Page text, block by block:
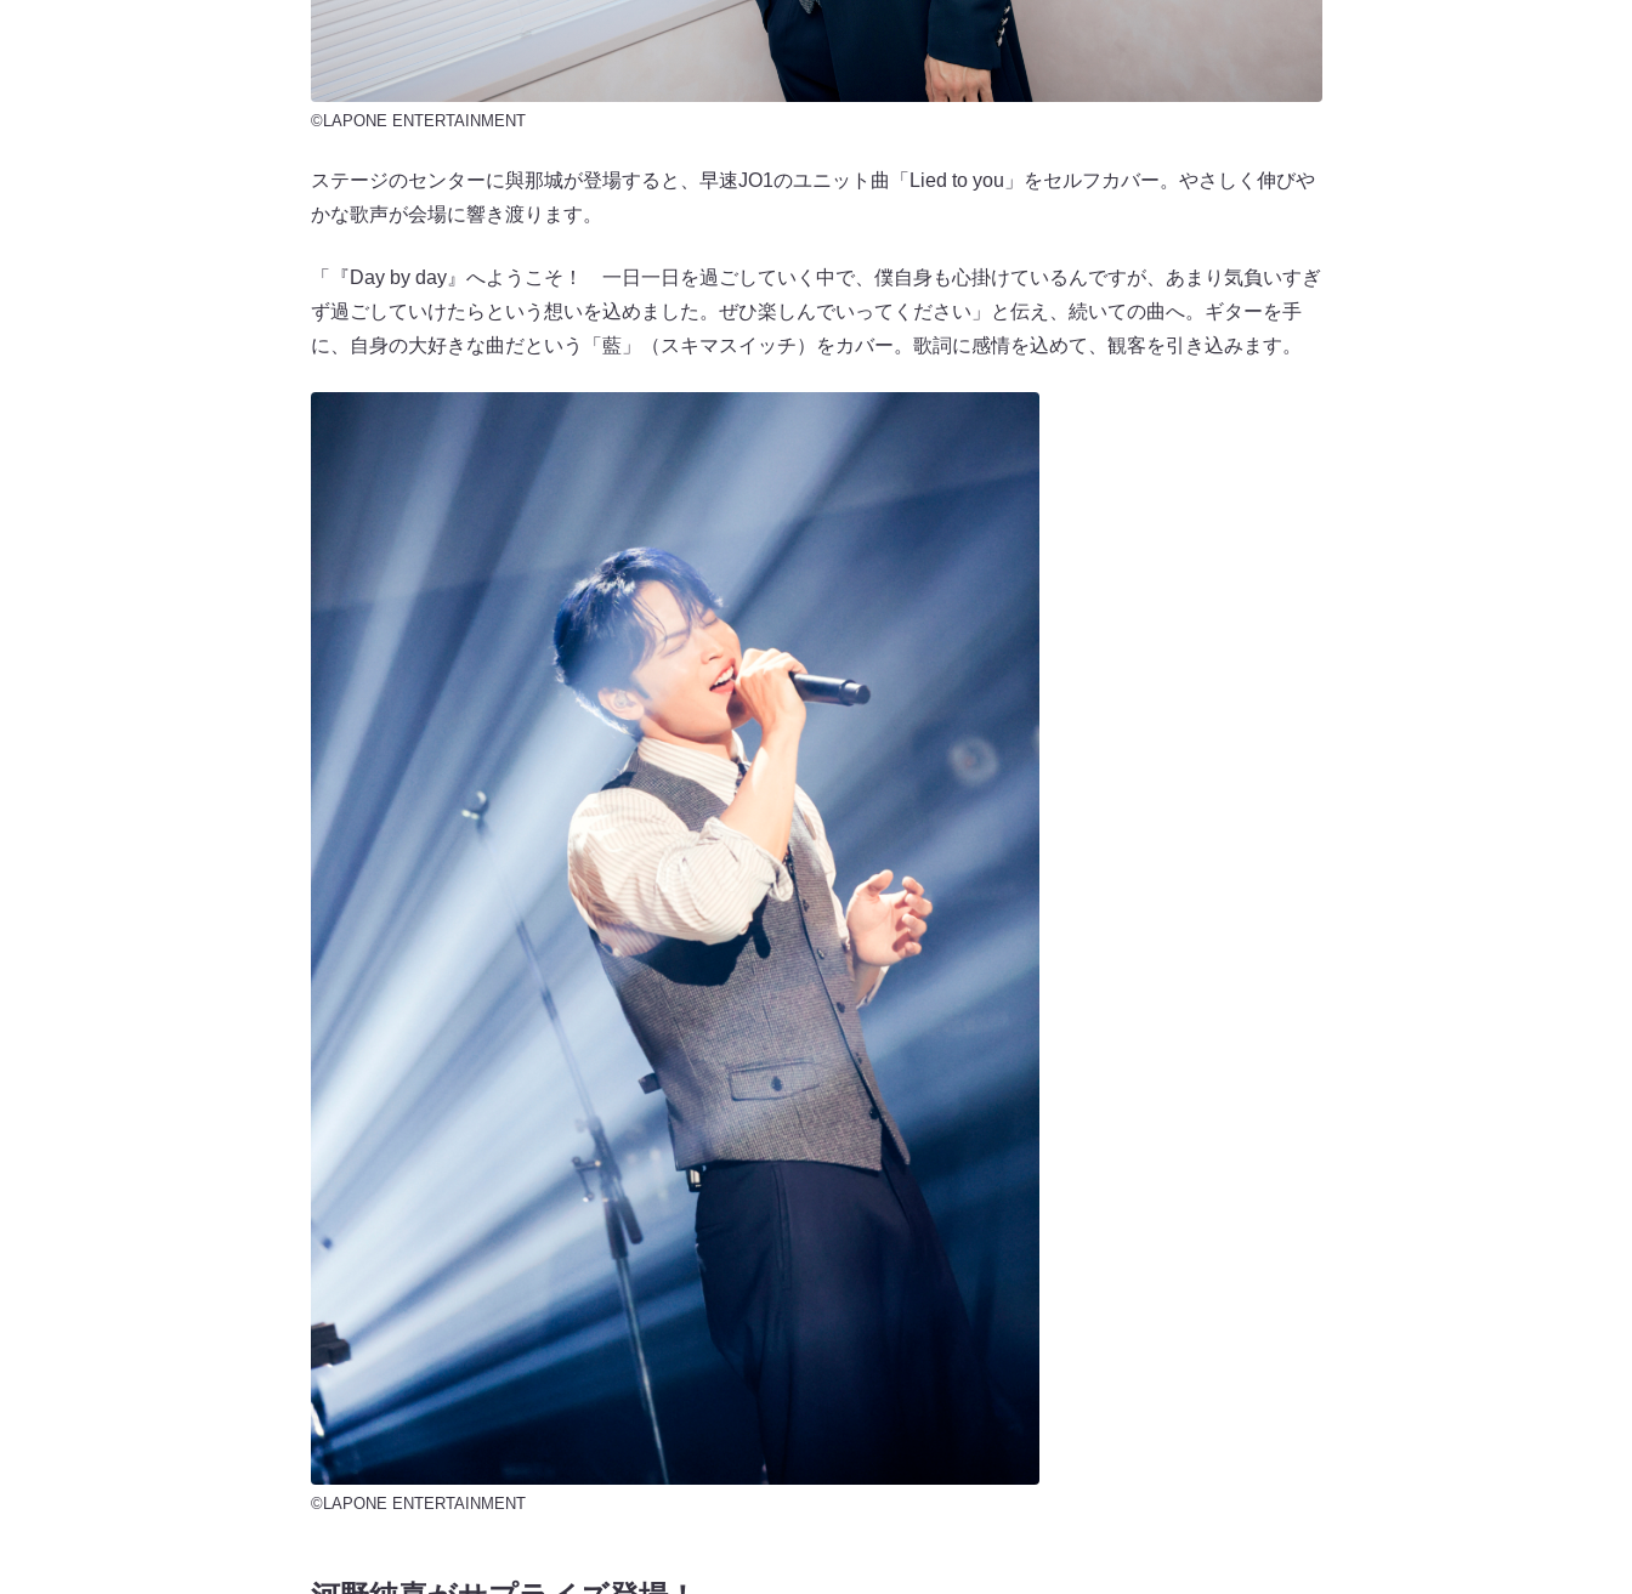
©LAPONE ENTERTAINMENT
ステージのセンターに與那城が登場すると、早速JO1のユニット曲「Lied to you」をセルフカバー。やさしく伸びや
かな歌声が会場に響き渡ります。
「『Day by day』へようこそ！ 一日一日を過ごしていく中で、僕自身も心掛けているんですが、あまり気負いすぎ
ず過ごしていけたらという想いを込めました。ぜひ楽しんでいってください」と伝え、続いての曲へ。ギターを手
に、自身の大好きな曲だという「藍」（スキマスイッチ）をカバー。歌詞に感情を込めて、観客を引き込みます。
©LAPONE ENTERTAINMENT